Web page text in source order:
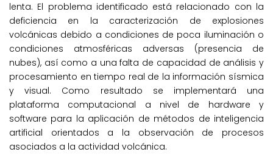
lenta. El problema identificado está relacionado con la
deficiencia en la caracterización de explosiones
volcánicas debido a condiciones de poca iluminación o
condiciones atmosféricas adversas (presencia de
nubes), así como a una falta de capacidad de análisis y
procesamiento en tiempo real de la información sísmica
y visual. Como resultado se implementará una
plataforma computacional a nivel de hardware y
software para la aplicación de métodos de inteligencia
artificial orientados a la observación de procesos
asociados a la actividad volcánica.